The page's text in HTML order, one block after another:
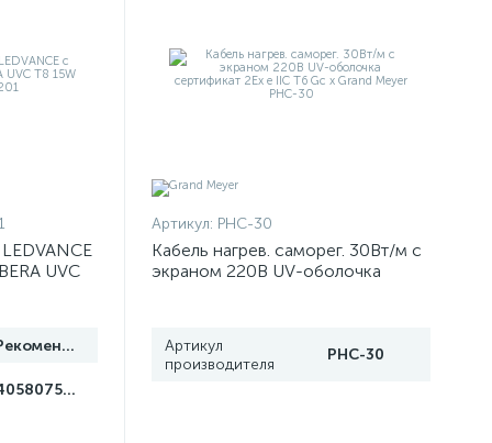
UVC
Рекомендуем
4058075499201
Артикул: PHC-30
Кабель нагрев. саморег. 30Вт/м с
экраном 220В UV-оболочка
Артикул
производителя
PHC-30